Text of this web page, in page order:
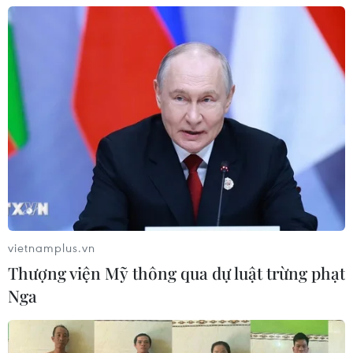
Mở ra không gian phát triển mới
08/08/2026 05:39
Thanh Hóa: Tạo điều kiện để người ở
xa trung tâm tiếp cận hành chính
08/08/2026 05:38
Chuyển mạnh sang ngăn chặn,
phòng ngừa từ sớm, từ xa thông tin
xấu độc trên mạng
08/08/2026 05:35
vietnamplus.vn
Thượng viện Mỹ thông qua dự luật trừng phạt
Nga